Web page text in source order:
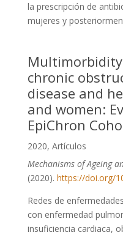
la prescripción de
mujeres y
chronic
disease and
and women:
EpiChron
2020, Artículos
Mechanisms of Ageing
(2020). https://doi.org/
Redes de
con enfermedad
insuficiencia cardiaca,